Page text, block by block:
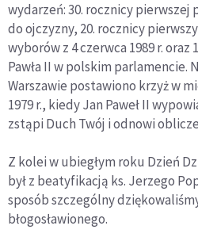
wydarzeń: 30. rocznicy pierwszej
do ojczyzny, 20. rocznicy
wyborów z 4 czerwca 1989 r. oraz
Pawła II w polskim parlamencie.
Warszawie postawiono krzyż w
1979 r., kiedy Jan Paweł II
zstąpi Duch Twój i odnowi
Z kolei w ubiegłym roku Dzień
był z beatyfikacją ks. Jerzego
sposób szczególny
błogosławionego.